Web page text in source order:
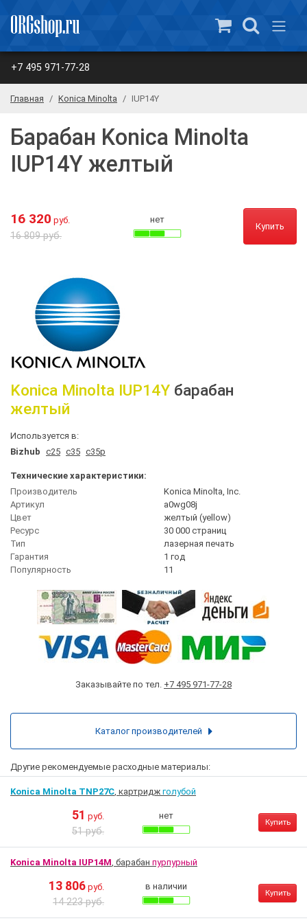
+7 495 971-77-28
Главная Konica Minolta IUP14Y
Барабан Konica Minolta
IUP14Y желтый
16 320 руб.
16 809 руб.
нет
Купить
Konica Minolta IUP14Y барабан
желтый
Используется в:
Bizhub c25 c35 c35p
Технические характеристики:
Производитель
Konica Minolta, Inc.
Артикул
a0wg08j
Цвет
желтый (yellow)
Ресурс
30 000 страниц
Тип
лазерная печать
Гарантия
1 год
Популярность
11
Заказывайте по тел. +7 495 971-77-28
Другие рекомендуемые расходные материалы:
Konica Minolta TNP27C, картридж голубой
51 руб.
51 руб.
нет
Купить
Konica Minolta IUP14M, барабан пурпурный
13 806 руб.
14 223 руб.
в наличии
Купить